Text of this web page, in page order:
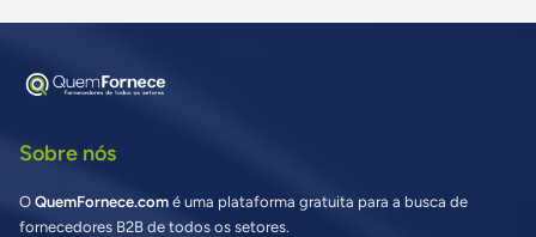
Sobre nós
O QuemFornece.com é uma plataforma gratuita para a busca de
fornecedores B2B de todos os setores.